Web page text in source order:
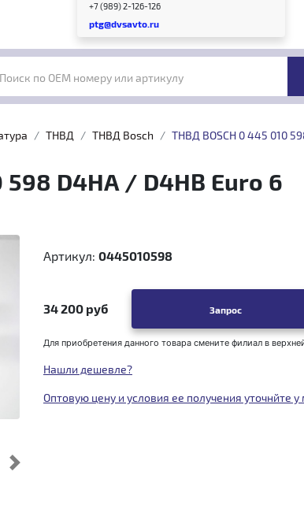
+7 (989) 2-126-126
ptg@dvsavto.ru
Поиск по OEM номеру или артикулу
ТНВД ТНВД Bosch ТНВД BOSCH 0 445 010
D4HA / D4HB Euro 6
Cледующий
Артикул: 0445010598
34 200 руб Запрос
Для приобретения данного товара смените филиал в
Нашли дешевле?
Оптовую цену и условия ее получения уточнйте